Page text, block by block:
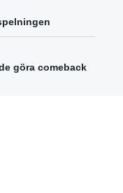
göra comeback